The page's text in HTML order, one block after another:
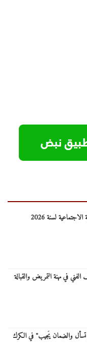
لسنة 2026
في مهنة التمريض والقبالة
والضمان يُجيب" في الكرك